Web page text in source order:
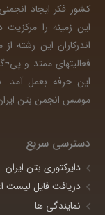
کشور فکر ایجاد
این زمینه را
اندرکاران این
فعالیتهای ممتد و
این حرفه بعمل آمد.
موسس انجمن بتن ایران در تاریخ
دسترسی سریع
دایرکتوری بتن ایران
دریافت فایل لیست
نمایندگی ها